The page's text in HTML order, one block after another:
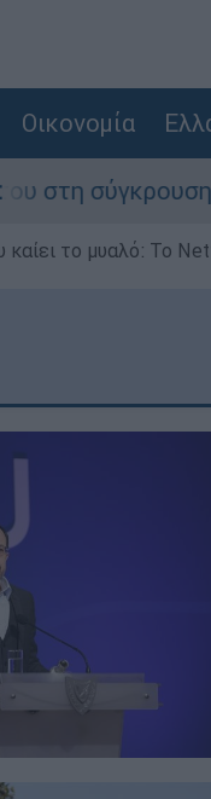
Οικονομία
ελικοπτέρων
καίει το μυαλό: Το